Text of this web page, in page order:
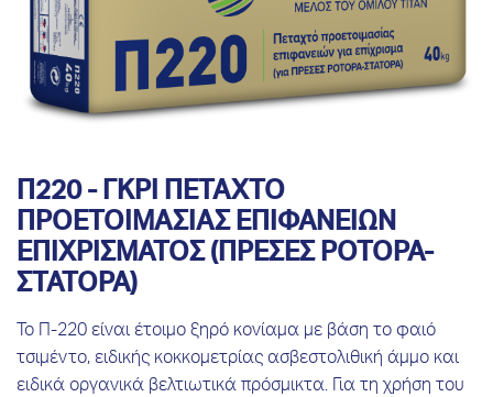
Π220 - ΓΚΡΙ ΠΕΤΑΧΤΟ
ΠΡΟΕΤΟΙΜΑΣΙΑΣ ΕΠΙΦΑΝΕΙΩΝ
ΕΠΙΧΡΙΣΜΑΤΟΣ (ΠΡΕΣΕΣ ΡΟΤΟΡΑ-
ΣΤΑΤΟΡΑ)
Το Π-220 είναι έτοιμο ξηρό κονίαμα με βάση το φαιό
τσιμέντο, ειδικής κοκκομετρίας ασβεστολιθική άμμο και
ειδικά οργανικά βελτιωτικά πρόσμικτα. Για τη χρήση του